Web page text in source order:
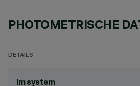
PHOTOMETRISCHE
DETAILS
lm system